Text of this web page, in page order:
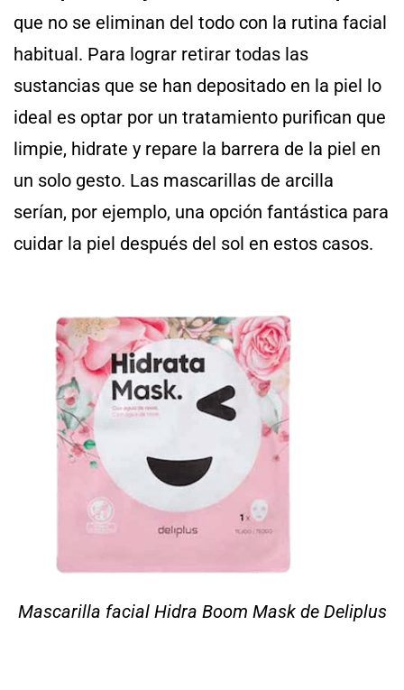
que no se eliminan del todo con la rutina facial
habitual. Para lograr retirar todas las
sustancias que se han depositado en la piel lo
ideal es optar por un tratamiento purifican que
limpie, hidrate y repare la barrera de la piel en
un solo gesto. Las mascarillas de arcilla
serían, por ejemplo, una opción fantástica para
cuidar la piel después del sol en estos casos.
Mascarilla facial Hidra Boom Mask de Deliplus